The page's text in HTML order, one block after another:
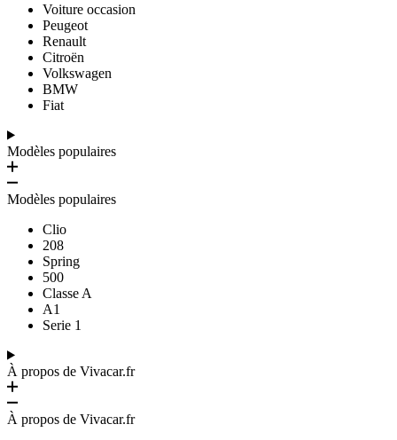
Voiture occasion
Peugeot
Renault
Citroën
Volkswagen
BMW
Fiat
Modèles populaires
Modèles populaires
Clio
208
Spring
500
Classe A
A1
Serie 1
À propos de Vivacar.fr
À propos de Vivacar.fr